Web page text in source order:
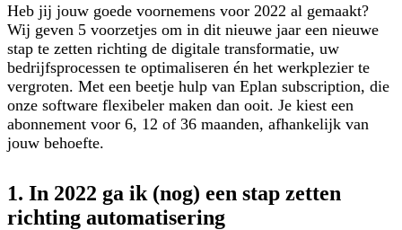
Heb jij jouw goede voornemens voor 2022 al gemaakt?
Wij geven 5 voorzetjes om in dit nieuwe jaar een nieuwe
stap te zetten richting de digitale transformatie, uw
bedrijfsprocessen te optimaliseren én het werkplezier te
vergroten. Met een beetje hulp van Eplan subscription, die
onze software flexibeler maken dan ooit. Je kiest een
abonnement voor 6, 12 of 36 maanden, afhankelijk van
jouw behoefte.
1. In 2022 ga ik (nog) een stap zetten
richting automatisering